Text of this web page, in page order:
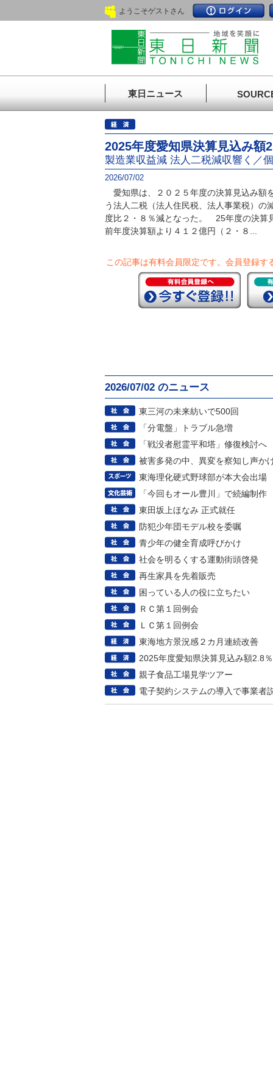
ようこそゲストさん
東日ニュース
2025年度愛知県決算見込み額
製造業収益減 法人二税減収響く／
2026/07/02
愛知県は、２０２５年度の決算見込み額
う法人二税（法人住民税、法人事業税）の
度比２・８％減となった。 25年度の決算
前年度決算額より４１２億円（２・８...
この記事は有料会員限定です。 会員登録す
2026/07/02 のニュース
東三河の未来紡いで500回
「分電盤」トラブル急増
「戦没者慰霊平和塔」修復検討へ
被害多発の中、異変を察知し声か
東海理化硬式野球部が本大会出場
「今回もオール豊川」で続編制作
東田坂上ほなみ 正式就任
防犯少年団モデル校を委嘱
青少年の健全育成呼びかけ
社会を明るくする運動街頭啓発
再生家具を先着販売
困っている人の役に立ちたい
ＲＣ第１回例会
ＬＣ第１回例会
東海地方景況感２カ月連続改善
2025年度愛知県決算見込み額2.8
親子食品工場見学ツアー
電子契約システムの導入で事業者